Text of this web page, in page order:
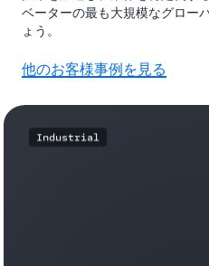
ベーターの最も大規模なグロー
ょう。
他のお客様事例を見る
Industrial